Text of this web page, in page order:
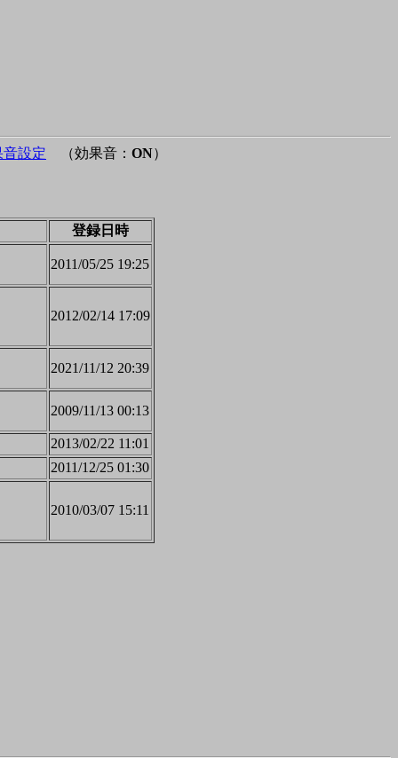
設定 （効果音： ON）
登録日時
2011/05/25 19:25
2012/02/14 17:09
2021/11/12 20:39
2009/11/13 00:13
2013/02/22 11:01
2011/12/25 01:30
2010/03/07 15:11